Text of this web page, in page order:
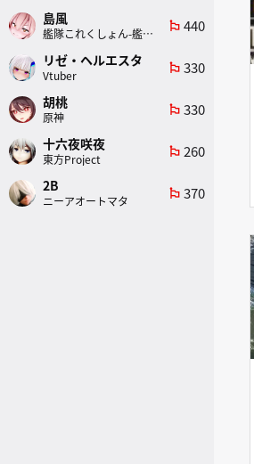
島風
艦隊これくしょん-艦これ-
emoji_flags 440
リゼ・ヘルエスタ
Vtuber
emoji_flags 330
胡桃
原神
emoji_flags 330
十六夜咲夜
東方Project
emoji_flags 260
2B
ニーアオートマタ
emoji_flags 370